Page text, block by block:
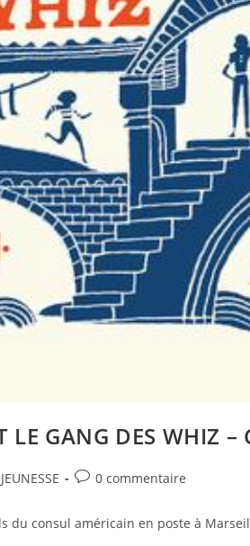
LE GANG DES WHIZ
JEUNESSE 0 commentaire
du consul américain en poste à